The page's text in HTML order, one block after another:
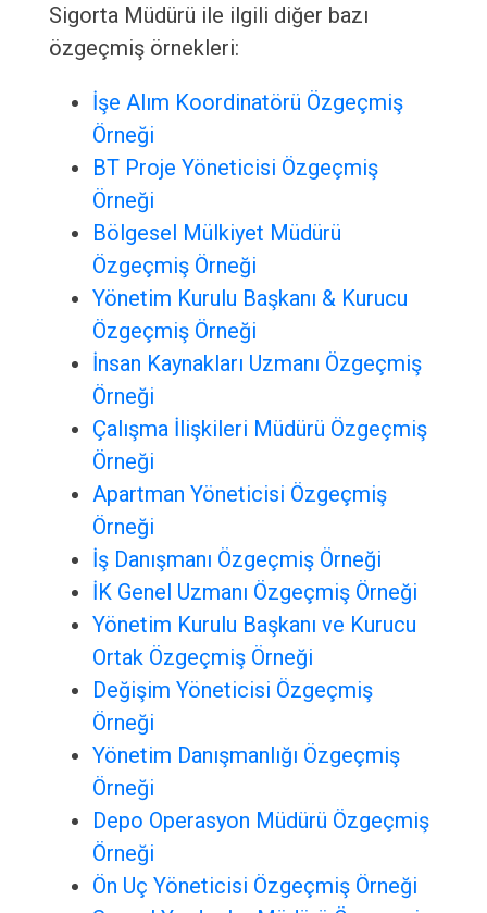
Sigorta Müdürü ile ilgili diğer bazı
özgeçmiş örnekleri:
İşe Alım Koordinatörü Özgeçmiş
Örneği
BT Proje Yöneticisi Özgeçmiş
Örneği
Bölgesel Mülkiyet Müdürü
Özgeçmiş Örneği
Yönetim Kurulu Başkanı & Kurucu
Özgeçmiş Örneği
İnsan Kaynakları Uzmanı Özgeçmiş
Örneği
Çalışma İlişkileri Müdürü Özgeçmiş
Örneği
Apartman Yöneticisi Özgeçmiş
Örneği
İş Danışmanı Özgeçmiş Örneği
İK Genel Uzmanı Özgeçmiş Örneği
Yönetim Kurulu Başkanı ve Kurucu
Ortak Özgeçmiş Örneği
Değişim Yöneticisi Özgeçmiş
Örneği
Yönetim Danışmanlığı Özgeçmiş
Örneği
Depo Operasyon Müdürü Özgeçmiş
Örneği
Ön Uç Yöneticisi Özgeçmiş Örneği